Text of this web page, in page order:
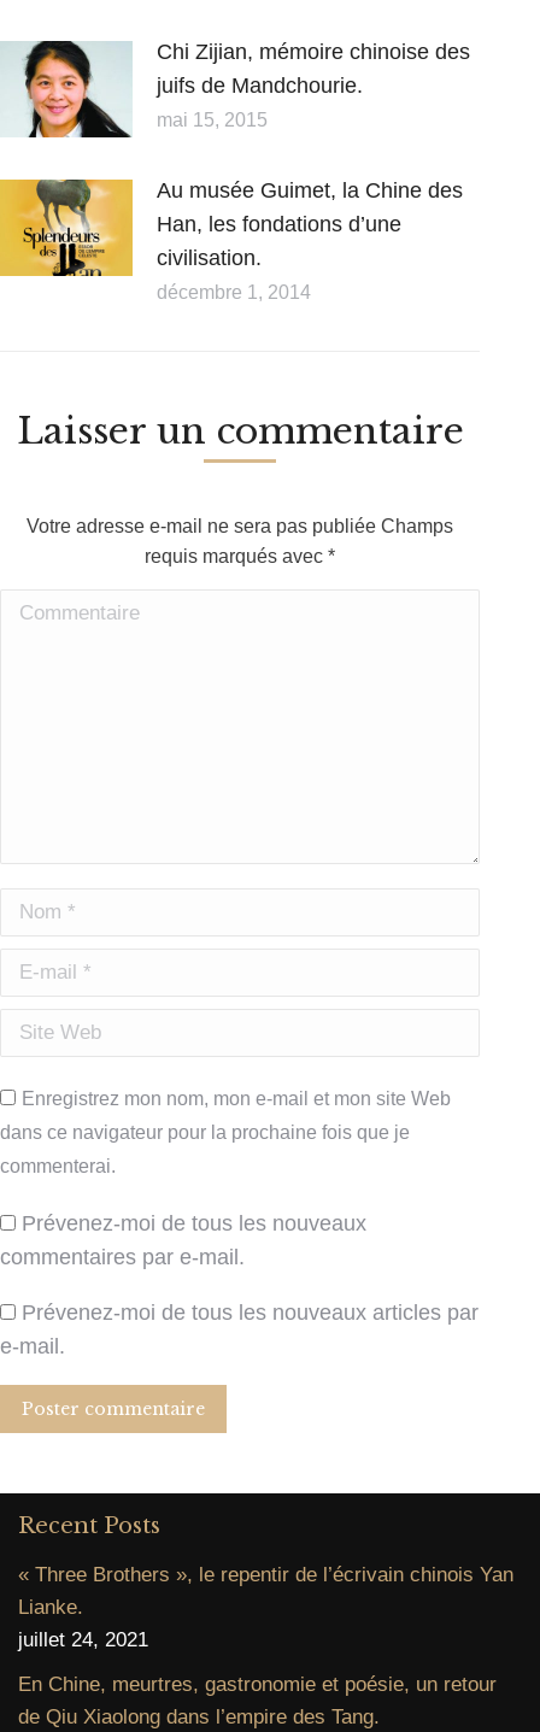
Chi Zijian, mémoire chinoise des
juifs de Mandchourie.
mai 15, 2015
Au musée Guimet, la Chine des
Han, les fondations d’une
civilisation.
décembre 1, 2014
Laisser un commentaire
Votre adresse e-mail ne sera pas publiée Champs
requis marqués avec *
Commentaire
Nom *
E-mail *
Site Web
Enregistrez mon nom, mon e-mail et mon site Web
dans ce navigateur pour la prochaine fois que je
commenterai.
Prévenez-moi de tous les nouveaux
commentaires par e-mail.
Prévenez-moi de tous les nouveaux articles par
e-mail.
Poster commentaire
Recent Posts
« Three Brothers », le repentir de l’écrivain chinois Yan
Lianke.
juillet 24, 2021
En Chine, meurtres, gastronomie et poésie, un retour
de Qiu Xiaolong dans l’empire des Tang.